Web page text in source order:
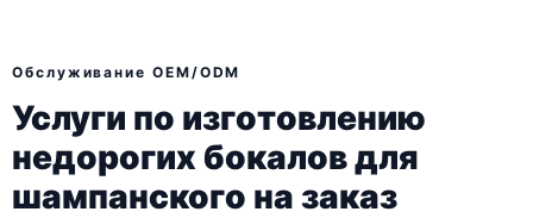
Обслуживание OEM/ODM
Услуги по изготовлению
недорогих бокалов для
шампанского на заказ